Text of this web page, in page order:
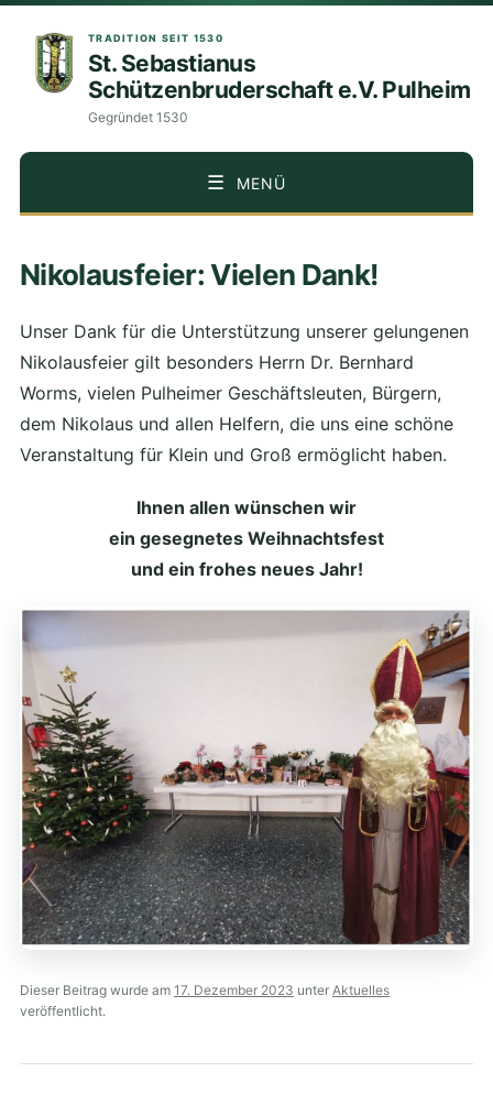
TRADITION SEIT 1530
St. Sebastianus
Schützenbruderschaft e.V. Pulheim
Gegründet 1530
MENÜ
INHALT
Nikolausfeier: Vielen Dank!
Unser Dank für die Unterstützung unserer gelungenen
Nikolausfeier gilt besonders Herrn Dr. Bernhard
Worms, vielen Pulheimer Geschäftsleuten, Bürgern,
dem Nikolaus und allen Helfern, die uns eine schöne
Veranstaltung für Klein und Groß ermöglicht haben.
Ihnen allen wünschen wir
ein gesegnetes Weihnachtsfest
und ein frohes neues Jahr!
Dieser Beitrag wurde am 17. Dezember 2023 unter Aktuelles
veröffentlicht.